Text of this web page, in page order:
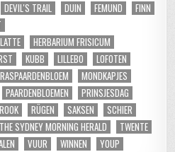
DEVIL'S TRAIL DUIN FEMUND
FINN
HERBARIUM FRISICUM
KUBB LILLEBO
LOFOTEN
MONDKAPJES
PAARDENBLOEMEN
PRINSJESDAG
ROOK RÜGEN SAKSEN
SCHIER
THE SYDNEY MORNING HERALD
TWENTE
VUUR WINNEN
YOUP